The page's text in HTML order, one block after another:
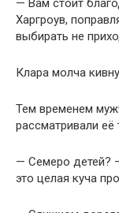
— Вам стоит
Харгроув,
выбирать не
Клара молча
Тем временем
рассматривали
— Семеро детей?
это целая куча